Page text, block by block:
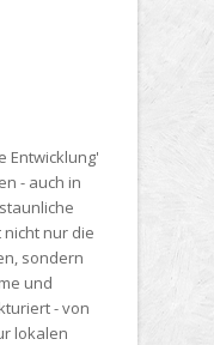
Entwicklung'
- auch in
nur die
sondern
und
- von
lokalen